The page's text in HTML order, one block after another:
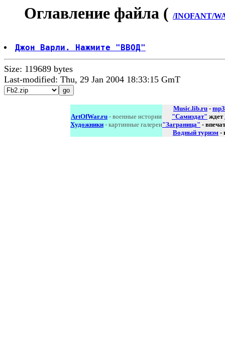
Оглавление файла ( /INOFANT/
Джон Варли. Нажмите "ВВОД"
Size: 119689 bytes
Last-modified: Thu, 29 Jan 2004 18:33:15 GmT
ArtOfWar.ru - военные истории
Художники - картинные галереи
Music.lib.ru - mp3
"Самиздат" ждет
"Заграница" -
Водный туризм -